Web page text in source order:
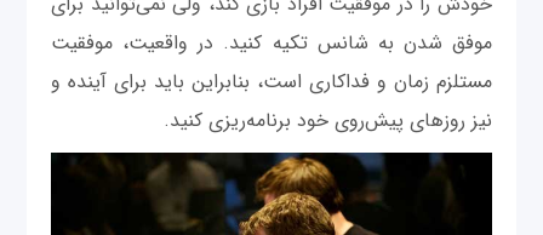
موفق شدن به شانس تکیه کنید. در واقعیت، موفقیت
مستلزم زمان و فداکاری است، بنابراین باید برای آینده و
نیز روزهای پیش‌روی خود برنامه‌ریزی کنید.